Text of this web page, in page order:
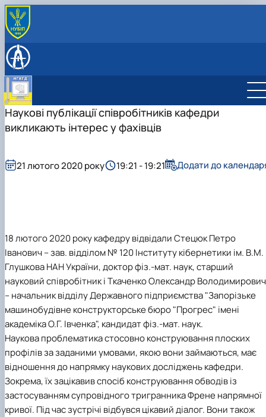
ПРО КАФЕДРУ
НАУКОВІ ГУРТКИ
Комп'ютерна графіка та твердотільне
моделювання
CAD-технології для конструкторів
ОБУХОВСЬКІ ЧИТАННЯ
Наукові публікації співробітників кафедри
викликають інтерес у фахівців
18 лютого 2020 року кафедру відвідали Стецюк Петро
Іванович – зав. відділом № 120 Інституту кібернетики ім. В.М.
Глушкова НАН України, доктор фіз.-мат. наук, старший
науковий співробітник і Ткаченко Олександр Володимирович
– начальник відділу Державного підприємства "Запорізьке
машинобудівне конструкторське бюро "Прогрес" імені
академіка О.Г. Івченкa", кандидат фіз.-мат. наук.
Наукова проблематика стосовно конструювання плоских
профілів за заданими умовами, якою вони займаються, має
відношення до напрямку наукових досліджень кафедри.
Зокрема, їх зацікавив спосіб конструювання обводів із
застосуванням супровідного тригранника Френе напрямної
кривої. Під час зустрічі відбувся цікавий діалог. Вони також
21 лютого 2020 року 19:21 - 19:21 Додати до